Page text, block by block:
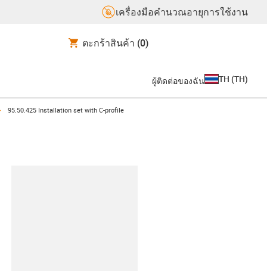
เครื่องมือคำนวณอายุการใช้งาน
ตะกร้าสินค้า (0)
ผู้ติดต่อของฉัน TH (TH)
right
igus-icon-arrow-right
95.50.425 Installation set with C-profile